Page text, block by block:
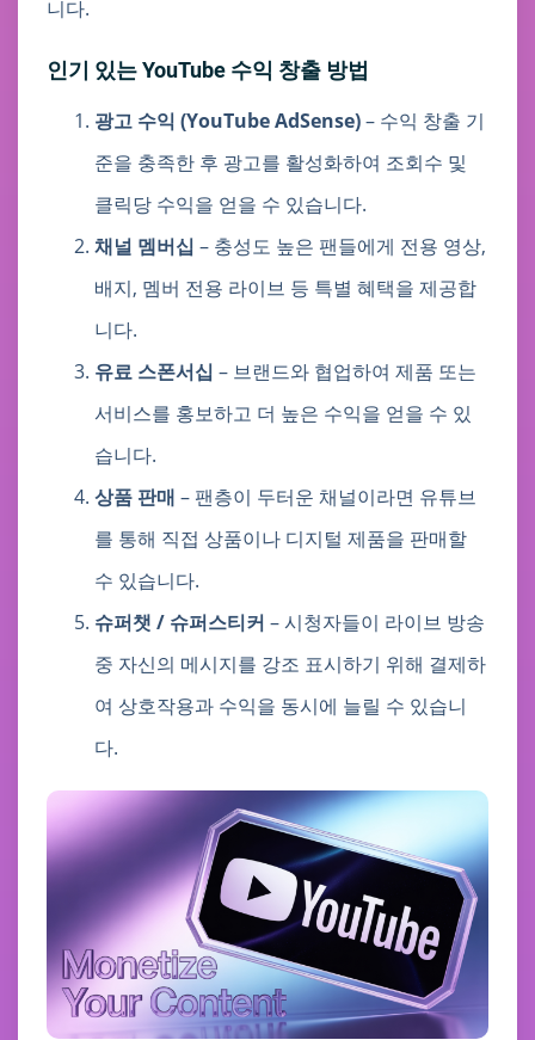
니다.
인기 있는 YouTube 수익 창출 방법
광고 수익 (YouTube AdSense)– 수익 창출 기
준을 충족한 후 광고를 활성화하여 조회수 및
클릭당 수익을 얻을 수 있습니다.
채널 멤버십 – 충성도 높은 팬들에게 전용 영상,
배지, 멤버 전용 라이브 등 특별 혜택을 제공합
니다.
유료 스폰서십 – 브랜드와 협업하여 제품 또는
서비스를 홍보하고 더 높은 수익을 얻을 수 있
습니다.
상품 판매 – 팬층이 두터운 채널이라면 유튜브
를 통해 직접 상품이나 디지털 제품을 판매할
수 있습니다.
슈퍼챗 / 슈퍼스티커 – 시청자들이 라이브 방송
중 자신의 메시지를 강조 표시하기 위해 결제하
여 상호작용과 수익을 동시에 늘릴 수 있습니
다.